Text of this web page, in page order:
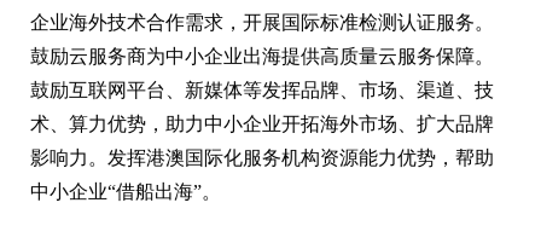
企业海外技术合作需求，开展国际标准检测认证服务。
鼓励云服务商为中小企业出海提供高质量云服务保障。
鼓励互联网平台、新媒体等发挥品牌、市场、渠道、技
术、算力优势，助力中小企业开拓海外市场、扩大品牌
影响力。发挥港澳国际化服务机构资源能力优势，帮助
中小企业“借船出海”。